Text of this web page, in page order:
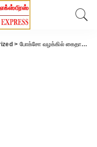
> போக்சோ வழக்கில் கைதானவர் மீது குண்டர் தடுப்புச் சட்டம் பாய்ந்தது.